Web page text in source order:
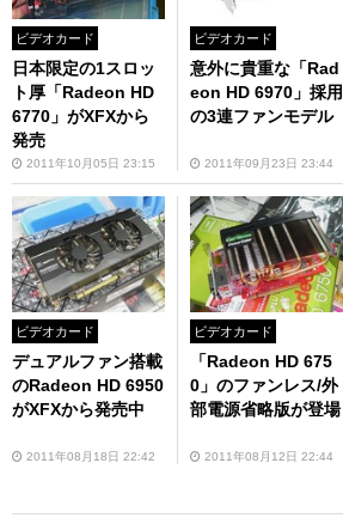
ビデオカード
日本限定の1スロッ
ト厚「Radeon HD
6770」がXFXから
発売
2011年10月05日 23:15
ビデオカード
意外に貴重な「Rad
eon HD 6970」採用
の3連ファンモデル
2011年09月23日 23:44
ビデオカード
デュアルファン搭載
のRadeon HD 6950
がXFXから発売中
2011年08月18日 22:42
ビデオカード
「Radeon HD 675
0」のファンレス/外
部電源省略版が登場
2011年08月12日 22:44